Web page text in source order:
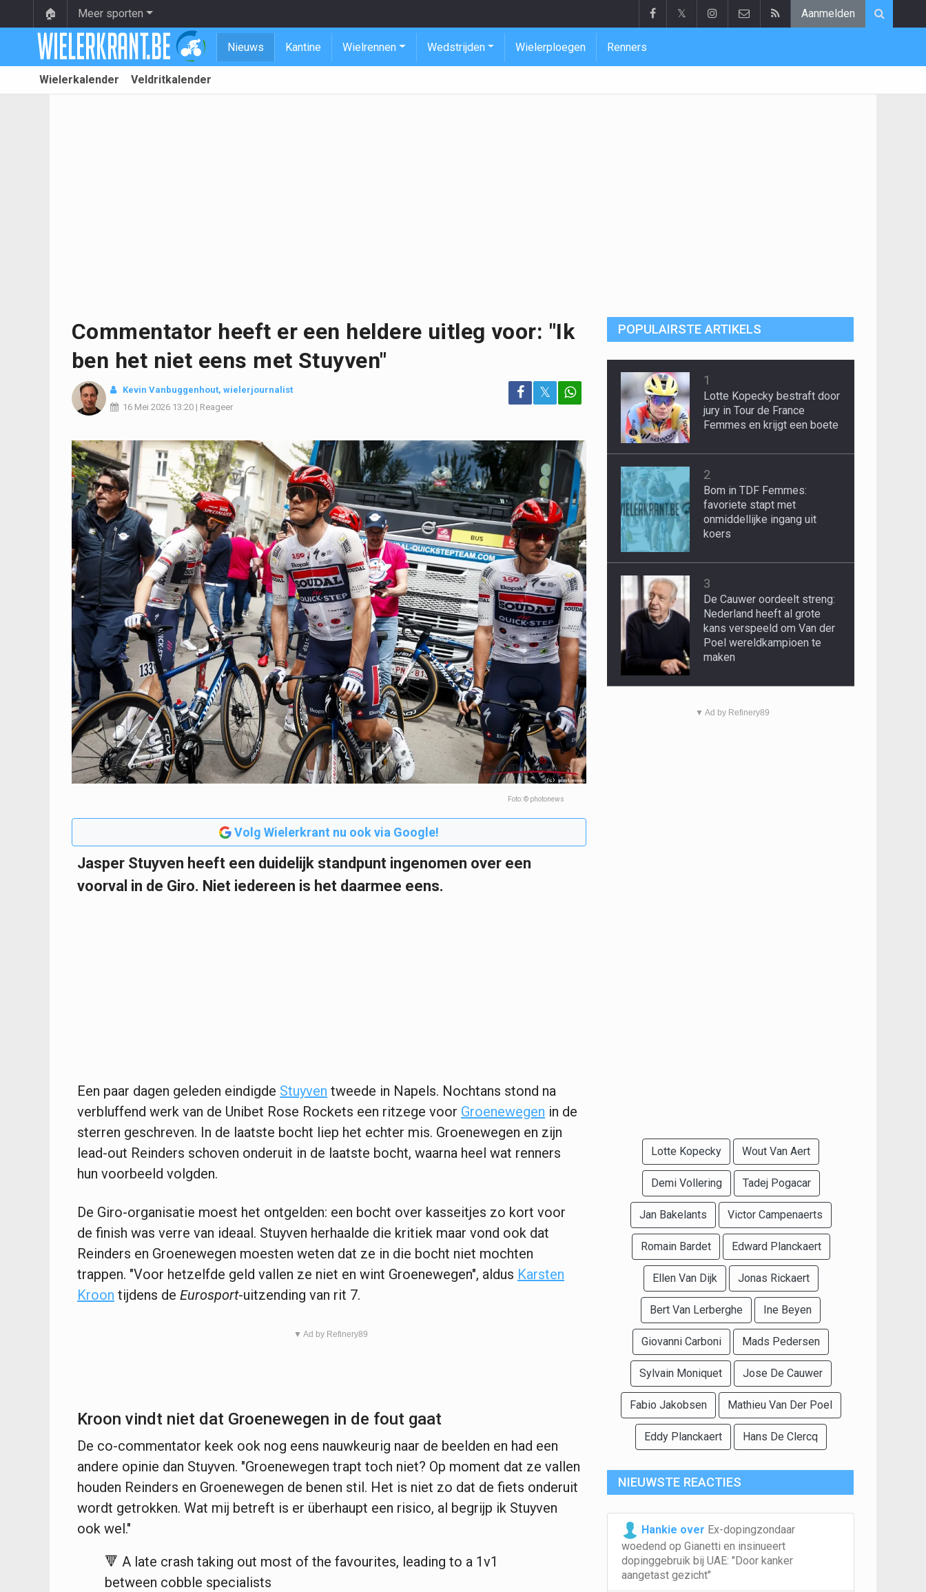
🏠 Meer sporten 𝕏 Aanmelden
Nieuws Kantine Wielrennen Wedstrijden Wielerploegen Renners
Wielerkalender Veldritkalender
Commentator heeft er een heldere uitleg voor: "Ik
ben het niet eens met Stuyven"
Kevin Vanbuggenhout, wielerjournalist
16 Mei 2026 13:20 | Reageer
𝕏
Foto: © photonews
Volg Wielerkrant nu ook via Google!
Jasper Stuyven heeft een duidelijk standpunt ingenomen over een
voorval in de Giro. Niet iedereen is het daarmee eens.
Een paar dagen geleden eindigde Stuyven tweede in Napels. Nochtans stond na
verbluffend werk van de Unibet Rose Rockets een ritzege voor Groenewegen in de
sterren geschreven. In de laatste bocht liep het echter mis. Groenewegen en zijn
lead-out Reinders schoven onderuit in de laatste bocht, waarna heel wat renners
hun voorbeeld volgden.
De Giro-organisatie moest het ontgelden: een bocht over kasseitjes zo kort voor
de finish was verre van ideaal. Stuyven herhaalde die kritiek maar vond ook dat
Reinders en Groenewegen moesten weten dat ze in die bocht niet mochten
trappen. "Voor hetzelfde geld vallen ze niet en wint Groenewegen", aldus Karsten
Kroon tijdens de Eurosport-uitzending van rit 7.
▼ Ad by Refinery89
Kroon vindt niet dat Groenewegen in de fout gaat
De co-commentator keek ook nog eens nauwkeurig naar de beelden en had een
andere opinie dan Stuyven. "Groenewegen trapt toch niet? Op moment dat ze vallen
houden Reinders en Groenewegen de benen stil. Het is niet zo dat de fiets onderuit
wordt getrokken. Wat mij betreft is er überhaupt een risico, al begrijp ik Stuyven
ook wel."
🔻 A late crash taking out most of the favourites, leading to a 1v1
between cobble specialists
POPULAIRSTE ARTIKELS
1
Lotte Kopecky bestraft door
jury in Tour de France
Femmes en krijgt een boete
2
Bom in TDF Femmes:
favoriete stapt met
onmiddellijke ingang uit
koers
3
De Cauwer oordeelt streng:
Nederland heeft al grote
kans verspeeld om Van der
Poel wereldkampioen te
maken
▼ Ad by Refinery89
Lotte Kopecky Wout Van Aert
Demi Vollering Tadej Pogacar
Jan Bakelants Victor Campenaerts
Romain Bardet Edward Planckaert
Ellen Van Dijk Jonas Rickaert
Bert Van Lerberghe Ine Beyen
Giovanni Carboni Mads Pedersen
Sylvain Moniquet Jose De Cauwer
Fabio Jakobsen Mathieu Van Der Poel
Eddy Planckaert Hans De Clercq
NIEUWSTE REACTIES
Hankie over Ex-dopingzondaar
woedend op Gianetti en insinueert
dopinggebruik bij UAE: "Door kanker
aangetast gezicht"